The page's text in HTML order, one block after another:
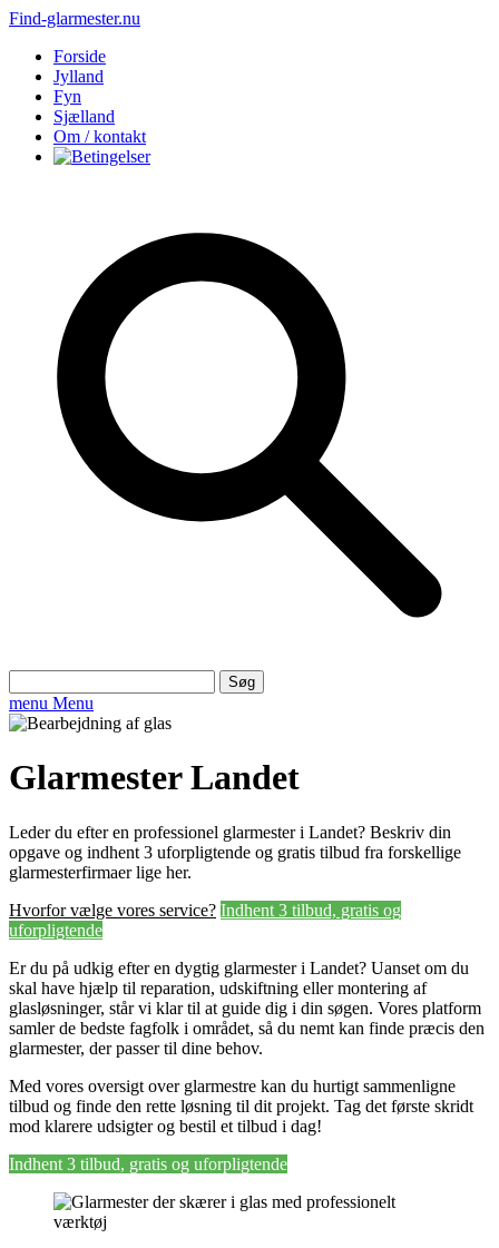
Find-glarmester.nu
Forside
Jylland
Fyn
Sjælland
Om / kontakt
efter:
menu Menu
Glarmester Landet
Leder du efter en professionel glarmester i Landet? Beskriv din
opgave og indhent 3 uforpligtende og gratis tilbud fra forskellige
glarmesterfirmaer lige her.
Hvorfor vælge vores service? Indhent 3 tilbud, gratis og
uforpligtende
Er du på udkig efter en dygtig glarmester i Landet? Uanset om du
skal have hjælp til reparation, udskiftning eller montering af
glasløsninger, står vi klar til at guide dig i din søgen. Vores platform
samler de bedste fagfolk i området, så du nemt kan finde præcis den
glarmester, der passer til dine behov.
Med vores oversigt over glarmestre kan du hurtigt sammenligne
tilbud og finde den rette løsning til dit projekt. Tag det første skridt
mod klarere udsigter og bestil et tilbud i dag!
Indhent 3 tilbud, gratis og uforpligtende